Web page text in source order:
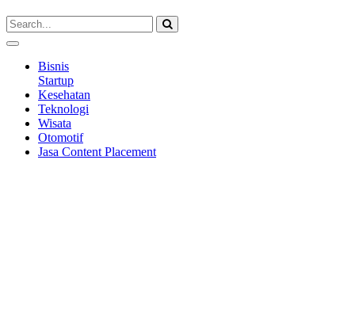
Bisnis
Startup
Kesehatan
Teknologi
Wisata
Otomotif
Jasa Content Placement